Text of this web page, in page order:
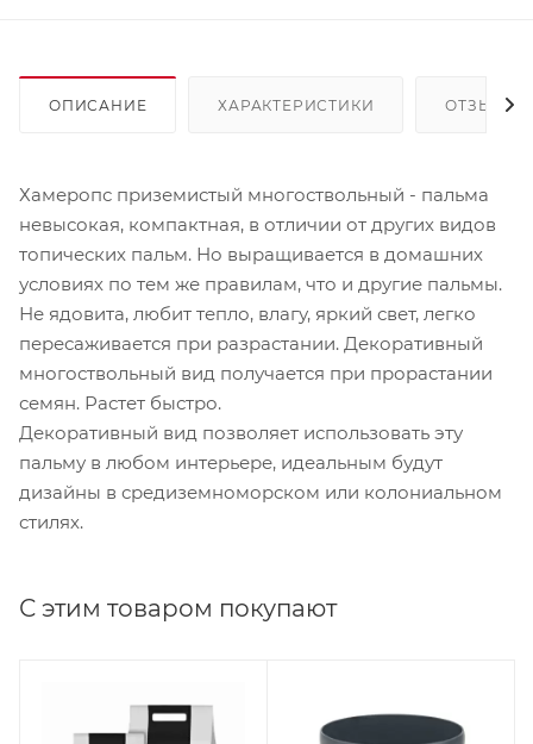
ОПИСАНИЕ ХАРАКТЕРИСТИКИ ОТЗЫВЫ
Хамеропс приземистый многоствольный - пальма
невысокая, компактная, в отличии от других видов
топических пальм. Но выращивается в домашних
условиях по тем же правилам, что и другие пальмы.
Не ядовита, любит тепло, влагу, яркий свет, легко
пересаживается при разрастании. Декоративный
многоствольный вид получается при прорастании
семян. Растет быстро.
Декоративный вид позволяет использовать эту
пальму в любом интерьере, идеальным будут
дизайны в средиземноморском или колониальном
стилях.
С этим товаром покупают